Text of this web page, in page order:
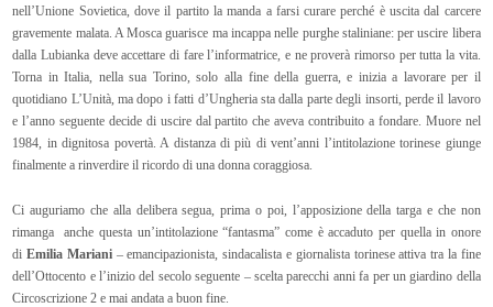
nell’Unione Sovietica, dove il partito la manda a farsi curare perché è uscita dal carcere
gravemente malata. A Mosca guarisce ma incappa nelle purghe staliniane: per uscire libera
dalla Lubianka deve accettare di fare l’informatrice, e ne proverà rimorso per tutta la vita.
Torna in Italia, nella sua Torino, solo alla fine della guerra, e inizia a lavorare per il
quotidiano L’Unità, ma dopo i fatti d’Ungheria sta dalla parte degli insorti, perde il lavoro
e l’anno seguente decide di uscire dal partito che aveva contribuito a fondare. Muore nel
1984, in dignitosa povertà. A distanza di più di vent’anni l’intitolazione torinese giunge
finalmente a rinverdire il ricordo di una donna coraggiosa.
Ci auguriamo che alla delibera segua, prima o poi, l’apposizione della targa e che non
rimanga anche questa un’intitolazione “fantasma” come è accaduto per quella in onore
diEmilia Mariani– emancipazionista, sindacalista e giornalista torinese attiva tra la fine
dell’Ottocento e l’inizio del secolo seguente – scelta parecchi anni fa per un giardino della
Circoscrizione 2 e mai andata a buon fine.